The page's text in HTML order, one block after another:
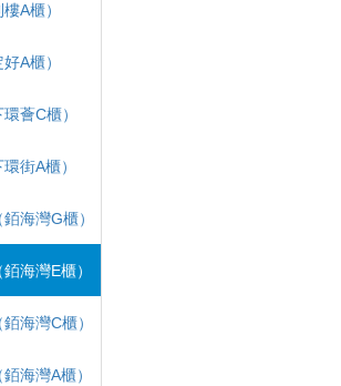
A櫃）
A櫃）
薈C櫃）
街A櫃）
海灣G櫃）
海灣E櫃）
海灣C櫃）
海灣A櫃）